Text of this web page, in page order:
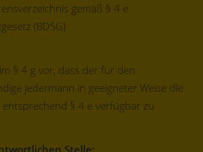
gemäß § 4 e
(BDSG)
§ 4 g vor, dass der für den
jedermann in geeigneter Weise die
§ 4 e verfügbar zu
Stelle: